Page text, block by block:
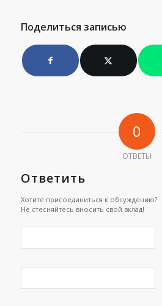
Поделиться записью
0
ОТВЕТЫ
Ответить
Хотите присоединиться к обсуждению?
Не стесняйтесь вносить свой вклад!